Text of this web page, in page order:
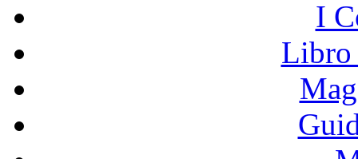
I
Libro